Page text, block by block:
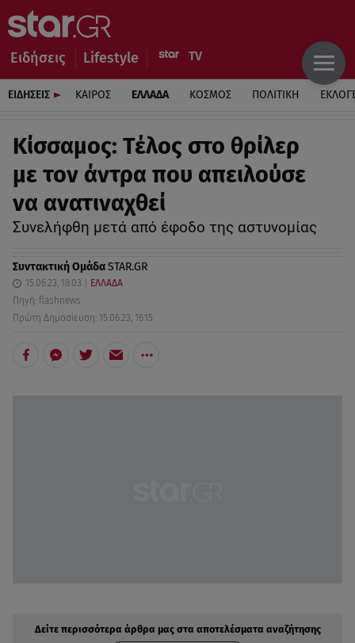
Ειδήσεις Lifestyle
ΕΙΔΗΣΕΙΣ ΚΑΙΡΟΣ ΕΛΛΑΔΑ ΚΟΣΜΟΣ ΠΟΛΙΤΙΚΗ
Κίσσαμος: Τέλος στο θρίλερ
με τον άντρα που απειλούσε
να ανατιναχθεί
Συνελήφθη μετά από έφοδο της αστυνομίας
Συντακτική ΟμάδαSTAR.GR
15.06.23, 18:03
ΕΛΛΑΔΑ
Πηγή: flashnews
Πρώτη Δημοσίευση: 15.06.23, 16:15
Δείτε περισσότερα άρθρα μας στα αποτελέσματα αναζήτησης